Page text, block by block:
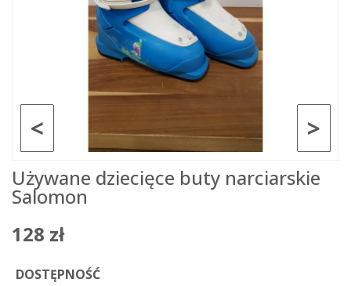
>
<
Używane dziecięce buty narciarskie
Salomon
128 zł
DOSTĘPNOŚĆ